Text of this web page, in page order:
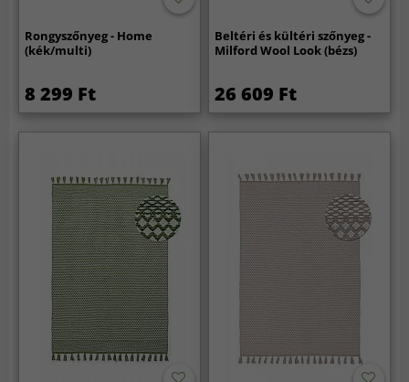
Rongyszőnyeg - Home
(kék/multi)
8 299 Ft
Beltéri és kültéri szőnyeg -
Milford Wool Look (bézs)
26 609 Ft